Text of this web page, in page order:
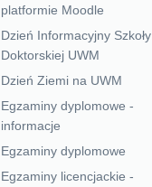
platformie Moodle
Dzień Informacyjny Szkoły
Doktorskiej UWM
Dzień Ziemi na UWM
Egzaminy dyplomowe -
informacje
Egzaminy dyplomowe
Egzaminy licencjackie -